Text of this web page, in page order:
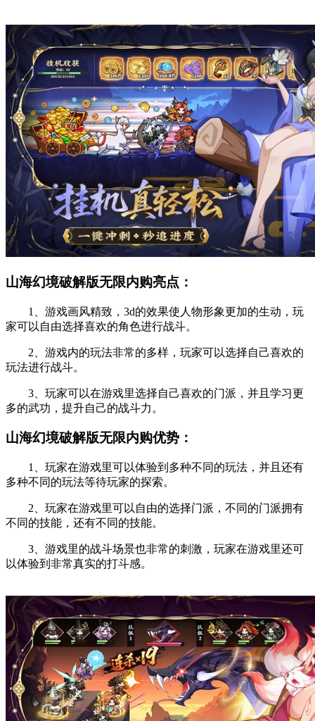
山海幻境破解版无限内购亮点：
1、游戏画风精致，3d的效果使人物形象更加的生动，玩
家可以自由选择喜欢的角色进行战斗。
2、游戏内的玩法非常的多样，玩家可以选择自己喜欢的
玩法进行战斗。
3、玩家可以在游戏里选择自己喜欢的门派，并且学习更
多的武功，提升自己的战斗力。
山海幻境破解版无限内购优势：
1、玩家在游戏里可以体验到多种不同的玩法，并且还有
多种不同的玩法等待玩家的探索。
2、玩家在游戏里可以自由的选择门派，不同的门派拥有
不同的技能，还有不同的技能。
3、游戏里的战斗场景也非常的刺激，玩家在游戏里还可
以体验到非常真实的打斗感。